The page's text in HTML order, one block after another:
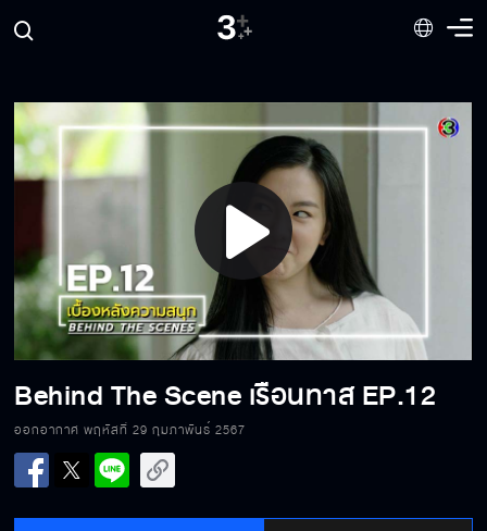
Play
Video
Behind The Scene เรือนทาส EP.12
ออกอากาศ พฤหัสที่ 29 กุมภาพันธ์ 2567
Behind The Scene เรือนทาส EP.18
Behind The Scene เรือนทาส EP.17
Behind The Scene เรือนทาส EP.16